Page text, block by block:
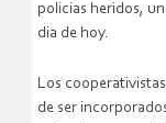
policias heridos,
dia de hoy.
Los
de ser